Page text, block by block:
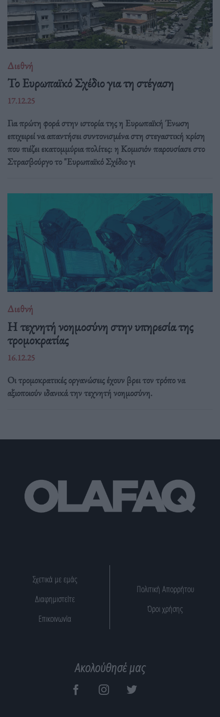
Διεθνή
Το Ευρωπαϊκό Σχέδιο για τη στέγαση
17.12.25
Για πρώτη φορά στην ιστορία της η Ευρωπαϊκή Ένωση
επιχειρεί να απαντήσει συντονισμένα στη στεγαστική κρίση
που πιέζει εκατομμύρια πολίτες: η Κομισιόν παρουσίασε στο
Στρασβούργο το "Ευρωπαϊκό Σχέδιο γι
Διεθνή
Η τεχνητή νοημοσύνη στην υπηρεσία της
τρομοκρατίας
16.12.25
Οι τρομοκρατικές οργανώσεις έχουν βρει τον τρόπο να
αξιοποιούν ιδανικά την τεχνητή νοημοσύνη.
Σχετικά με εμάς
Διαφημιστείτε
Επικοινωνία
Πολιτική Απορρήτου
Όροι χρήσης
Ακολούθησέ μας